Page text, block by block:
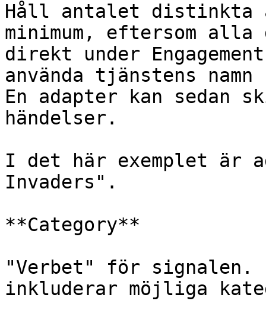
Håll antalet distinkta
minimum, eftersom
direkt under
använda tjänstens
En adapter kan sedan
händelser.
I det här exemplet är
Invaders".
**Category**
"Verbet" för signalen. I
inkluderar möjliga